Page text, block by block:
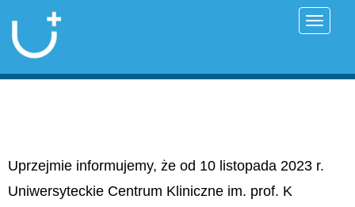
Uprzejmie informujemy, że od 10 listopada 2023 r.
Uniwersyteckie Centrum Kliniczne im. prof. K